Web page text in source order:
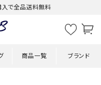
入で全品送料無料
商品一覧 ブランド